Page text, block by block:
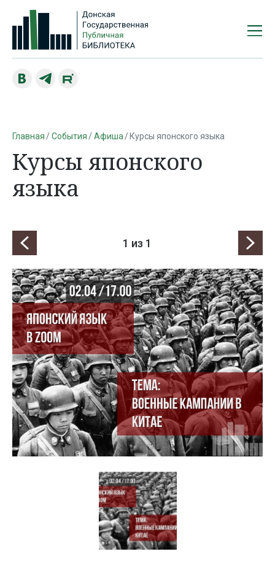
Главная События Афиша Курсы японского языка
Курсы японского
языка
1 из 1